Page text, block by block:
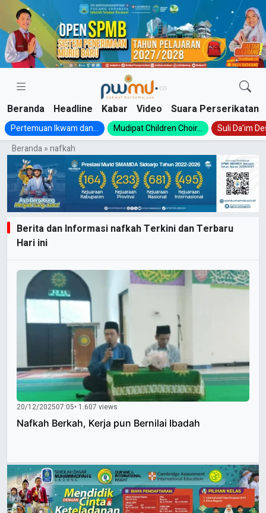
Skip
content
Beranda Headline Kabar Video Suara Perserikatan
Pertemuan Ikwam dan... Mudipat Children Choir...
Suli Da’im
Beranda»nafkah
Berita dan Informasi nafkah Terkini dan Terbaru
Hari ini
20/12/202507:05• 1.607 views
Nafkah Berkah, Kerja pun Bernilai Ibadah